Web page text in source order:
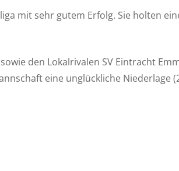
mit sehr gutem Erfolg. Sie holten
den Lokalrivalen SV Eintracht
eine unglückliche Niederlage